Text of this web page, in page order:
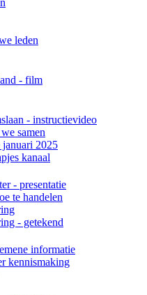
leden
- film
- instructievideo
samen
2025
kanaal
- presentatie
te handelen
- getekend
informatie
kennismaking